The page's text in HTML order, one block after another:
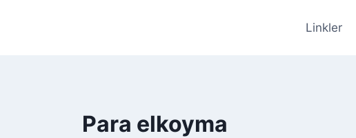
Linkler
Para elkoyma